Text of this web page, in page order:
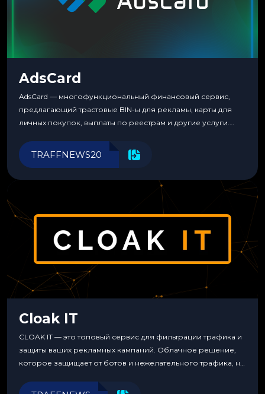
AdsCard
AdsCard — многофункциональный финансовый сервис,
предлагающий трастовые BIN-ы для рекламы, карты для
личных покупок, выплаты по реестрам и другие услуги.
инструменты для управления финансами.
TRAFFNEWS20
Cloak IT
CLOAK IT — это топовый сервис для фильтрации трафика и
защиты ваших рекламных кампаний. Облачное решение,
которое защищает от ботов и нежелательного трафика, не
программирования.